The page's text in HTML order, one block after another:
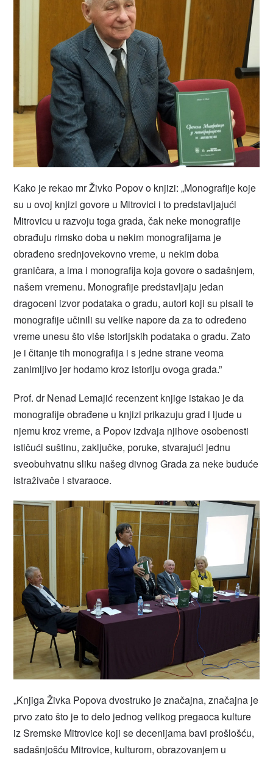
Kako je rekao mr Živko Popov o knjizi: „Monografije koje
su u ovoj knjizi govore u Mitrovici i to predstavljajući
Mitrovicu u razvoju toga grada, čak neke monografije
obrađuju rimsko doba u nekim monografijama je
obrađeno srednjovekovno vreme, u nekim doba
graničara, a ima i monografija koja govore o sadašnjem,
našem vremenu. Monografije predstavljaju jedan
dragoceni izvor podataka o gradu, autori koji su pisali te
monografije učinili su velike napore da za to određeno
vreme unesu što više istorijskih podataka o gradu. Zato
je i čitanje tih monografija i s jedne strane veoma
zanimljivo jer hodamo kroz istoriju ovoga grada.”
Prof. dr Nenad Lemajić recenzent knjige istakao je da
monografije obrađene u knjizi prikazuju grad i ljude u
njemu kroz vreme, a Popov izdvaja njihove osobenosti
ističući suštinu, zaključke, poruke, stvarajući jednu
sveobuhvatnu sliku našeg divnog Grada za neke buduće
istraživače i stvaraoce.
„Knjiga Živka Popova dvostruko je značajna, značajna je
prvo zato što je to delo jednog velikog pregaoca kulture
iz Sremske Mitrovice koji se decenijama bavi prošlošću,
sadašnjošću Mitrovice, kulturom, obrazovanjem u